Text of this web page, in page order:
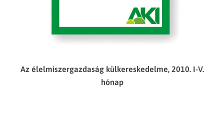
Az élelmiszergazdaság külkereskedelme, 2010. I-V.
hónap